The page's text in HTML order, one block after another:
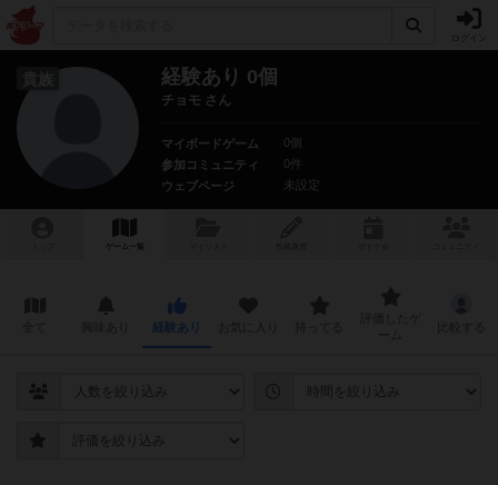
経験あり 0個
チョモ さん
マイボードゲーム
0個
参加コミュニティ
0件
ウェブページ
未設定
ゲーム一覧
経験あり